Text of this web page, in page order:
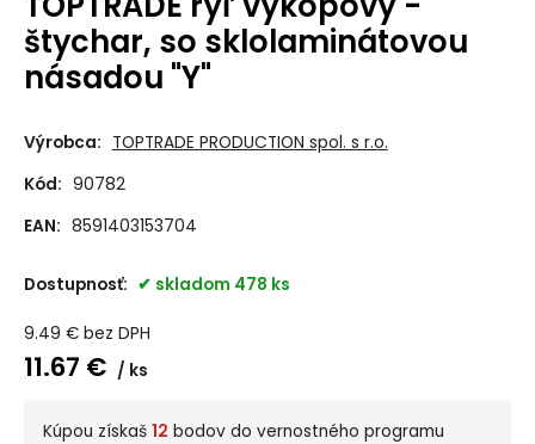
štychar, so sklolaminátovou
násadou "Y"
Výrobca: TOPTRADE PRODUCTION spol. s r.o.
Kód: 90782
EAN: 8591403153704
Dostupnosť: skladom 478 ks
9.49 € bez DPH
11.67 € ks
Kúpou získaš 12 bodov do vernostného programu